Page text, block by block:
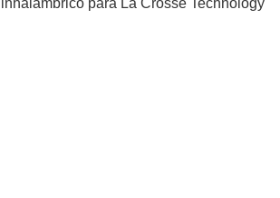
para La Crosse Technology